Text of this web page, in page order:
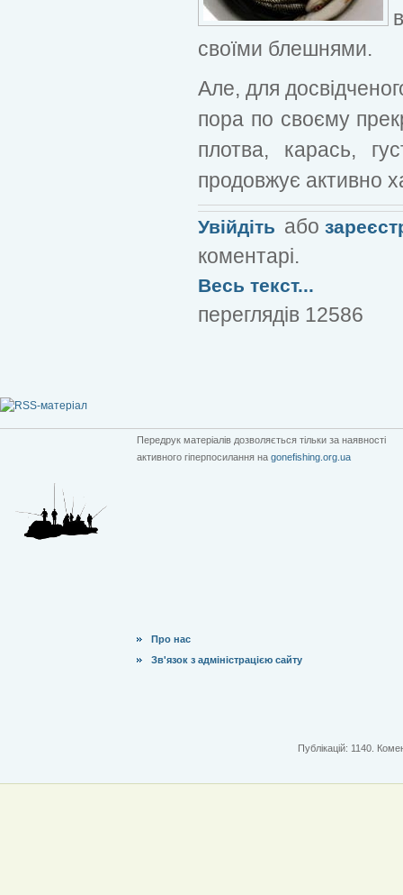
своїми блешнями.
Але, для
пора по своєму
плотва, карась,
продовжує активно
Увійдіть або
коментарі.
Весь текст...
переглядів 12586
Передрук матеріалів дозволяється тільки за наявності
активного гіперпосилання на gonefishing.org.ua
Про нас
Зв'язок з адміністрацією сайту
Публікацій: 1140.